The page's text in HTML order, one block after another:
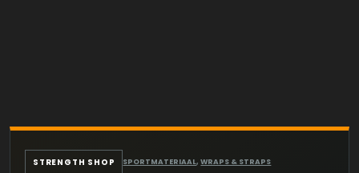
STRENGTH SHOP SPORTMATERIAAL,WRAPS & STRAPS